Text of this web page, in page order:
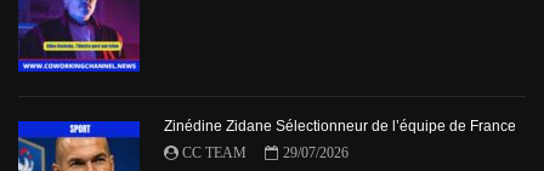
Zinédine Zidane Sélectionneur de l’équipe de France
CC TEAM
29/07/2026